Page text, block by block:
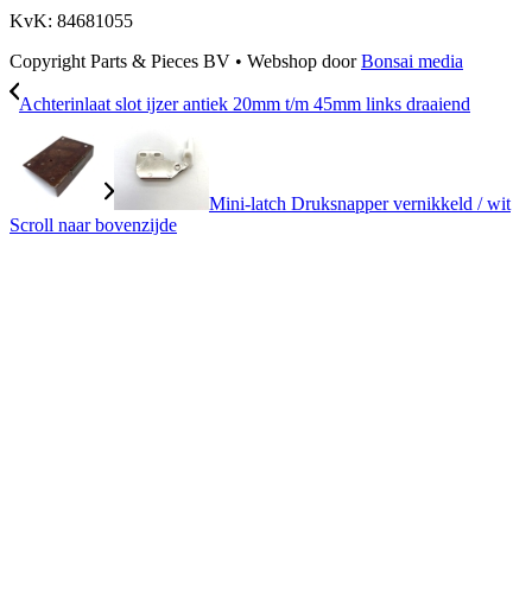
KvK: 84681055
Copyright Parts & Pieces BV • Webshop doorBonsai media
Achterinlaat slot ijzer antiek 20mm t/m 45mm links draaiend
Mini-latch Druksnapper vernikkeld / wit
Scroll naar bovenzijde